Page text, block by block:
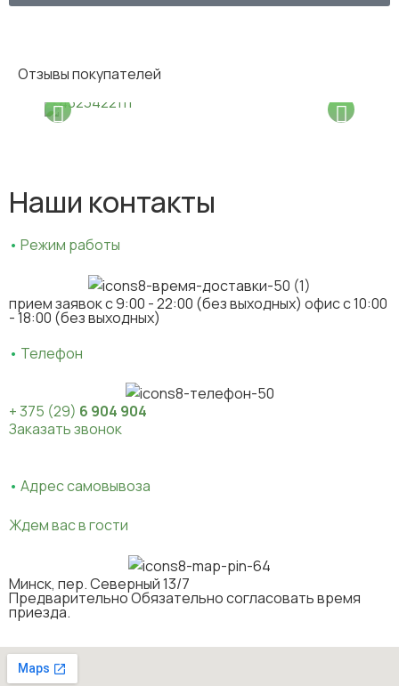
Отзывы покупателей
Наши контакты
• Режим работы
прием заявок c 9:00 - 22:00 (без выходных) офис с 10:00
- 18:00 (без выходных)
• Телефон
+ 375 (29) 6 904 904
Заказать звонок
• Адрес самовывоза
Ждем вас в гости
Минск, пер. Северный 13/7
Предварительно Обязательно согласовать время
приезда.